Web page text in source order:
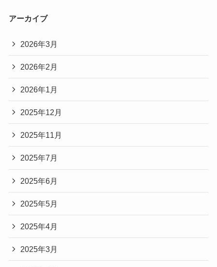
アーカイブ
2026年3月
2026年2月
2026年1月
2025年12月
2025年11月
2025年7月
2025年6月
2025年5月
2025年4月
2025年3月